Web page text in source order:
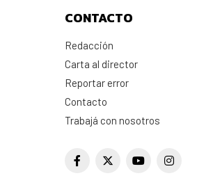
CONTACTO
Redacción
Carta al director
Reportar error
Contacto
Trabajá con nosotros